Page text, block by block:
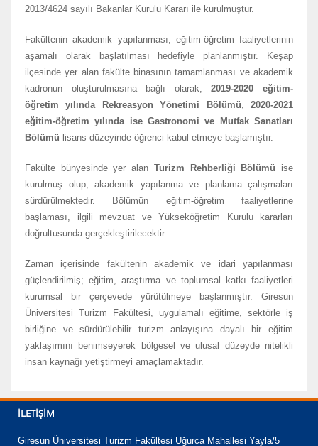
2013/4624 sayılı Bakanlar Kurulu Kararı ile kurulmuştur.
Fakültenin akademik yapılanması, eğitim-öğretim faaliyetlerinin
aşamalı olarak başlatılması hedefiyle planlanmıştır. Keşap
ilçesinde yer alan fakülte binasının tamamlanması ve akademik
kadronun oluşturulmasına bağlı olarak,2019-2020 eğitim-
öğretim yılında Rekreasyon Yönetimi Bölümü ,2020-2021
eğitim-öğretim yılında ise Gastronomi ve Mutfak Sanatları
Bölümü lisans düzeyinde öğrenci kabul etmeye başlamıştır.
Fakülte bünyesinde yer alan Turizm Rehberliği Bölümü ise
kurulmuş olup, akademik yapılanma ve planlama çalışmaları
sürdürülmektedir. Bölümün eğitim-öğretim faaliyetlerine
başlaması, ilgili mevzuat ve Yükseköğretim Kurulu kararları
doğrultusunda gerçekleştirilecektir.
Zaman içerisinde fakültenin akademik ve idari yapılanması
güçlendirilmiş; eğitim, araştırma ve toplumsal katkı faaliyetleri
kurumsal bir çerçevede yürütülmeye başlanmıştır. Giresun
Üniversitesi Turizm Fakültesi, uygulamalı eğitime, sektörle iş
birliğine ve sürdürülebilir turizm anlayışına dayalı bir eğitim
yaklaşımını benimseyerek bölgesel ve ulusal düzeyde nitelikli
insan kaynağı yetiştirmeyi amaçlamaktadır.
İLETIŞIM
Giresun Üniversitesi Turizm Fakültesi Uğurca Mahallesi Yayla/5